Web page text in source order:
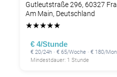
Gutleutstraße 296, 60327
Am Main, Deutschland
★★★★★
€ 4/Stunde
€ 20/24h · € 65/Woche · € 180/
Mindestdauer: 1 Stunde